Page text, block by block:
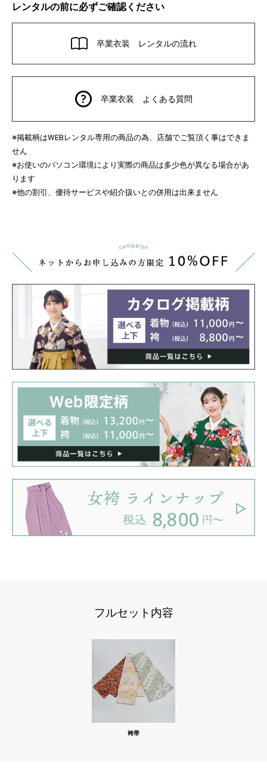
レンタルの前に必ずご確認ください
卒業衣装 レンタルの流れ
卒業衣装 よくある質問
※掲載柄はWEB レンタル専用の商品の為、店舗でご覧頂く事はできま
せん
※お使いのパソコン環境により実際の商品は多少色が異なる場合があ
ります
※他の割引、優待サービスや紹介扱いとの併用は出来ません
フルセット内容
袴帯